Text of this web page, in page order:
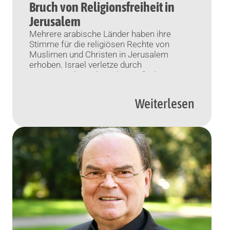
Bruch von Religionsfreiheit in
Jerusalem
Mehrere arabische Länder haben ihre
Stimme für die religiösen Rechte von
Muslimen und Christen in Jerusalem
erhoben. Israel verletze durch
Zugangsverbote die Religionsfreiheit in
Amman (KNA) Mehrere islamische Länder
sehen die Religionsfreiheit von Muslimen
anhaltende Maßnahmen im Zuge des
derzeitigen Krieges, seien ein […]
Weiterlesen